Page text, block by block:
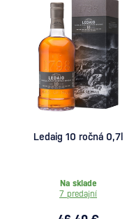
Ledaig 10 ročná 0,7l
Na sklade
7 predajní